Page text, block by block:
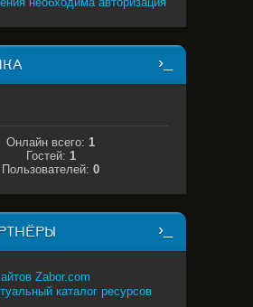
Онлайн всего: 1
Гостей: 1
Пользователей: 0